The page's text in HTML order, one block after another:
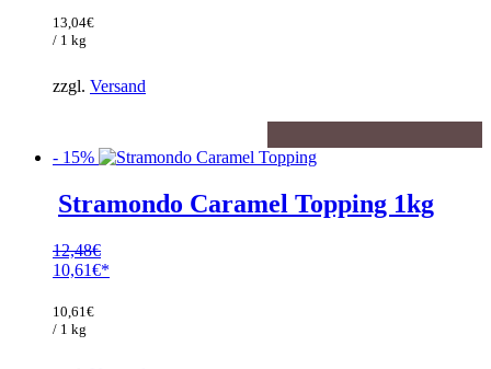
war:
15,34€
Preis
ist:
13,04€
/ 1 kg
zzgl. Versand
- 15%
Stramondo Caramel Topping 1kg
12,48€
Ursprünglicher
war:
12,48€
10,61€
Preis
ist:
10,61€
/ 1 kg